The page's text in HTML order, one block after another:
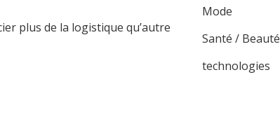
plus de la logistique qu’autre
Mode
Santé / Beauté
technologies